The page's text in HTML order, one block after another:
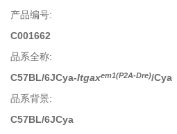
产品编号:
C001662
品系全称:
C57BL/6JCya-Itgaxem1(P2A-Dre)/Cya
品系背景:
C57BL/6JCya